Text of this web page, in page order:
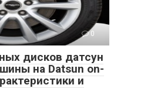
0
дисков датсун
на Datsun on-
и